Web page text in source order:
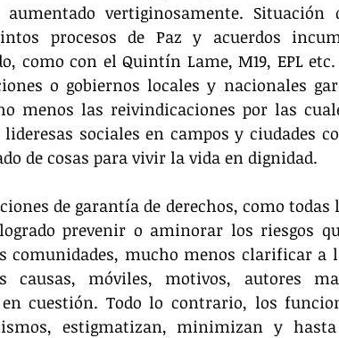
vertiginosamente. Situación
procesos de Paz y acuerdos
como con el Quintín Lame, M19, EPL
o gobiernos locales y nacionales
menos las reivindicaciones por las
sociales en campos y ciudades
de cosas para vivir la vida en dignidad.
de garantía de derechos, como todas
prevenir o aminorar los riesgos
comunidades, mucho menos clarificar a
causas, móviles, motivos, autores
cuestión. Todo lo contrario, los
estigmatizan, minimizan y